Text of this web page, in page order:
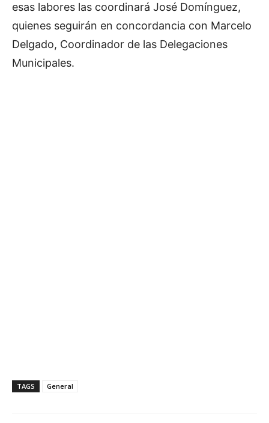
esas labores las coordinará José Domínguez,
quienes seguirán en concordancia con Marcelo
Delgado, Coordinador de las Delegaciones
Municipales.
TAGS General